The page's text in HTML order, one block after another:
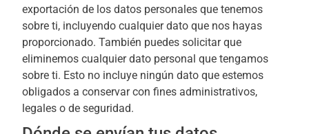
exportación de los datos personales que tenemos
sobre ti, incluyendo cualquier dato que nos hayas
proporcionado. También puedes solicitar que
eliminemos cualquier dato personal que tengamos
sobre ti. Esto no incluye ningún dato que estemos
obligados a conservar con fines administrativos,
legales o de seguridad.